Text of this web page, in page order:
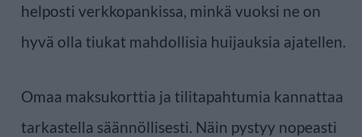
helposti verkkopankissa, minkä vuoksi ne on
hyvä olla tiukat mahdollisia huijauksia ajatellen.
Omaa maksukorttia ja tilitapahtumia kannattaa
tarkastella säännöllisesti. Näin pystyy nopeasti